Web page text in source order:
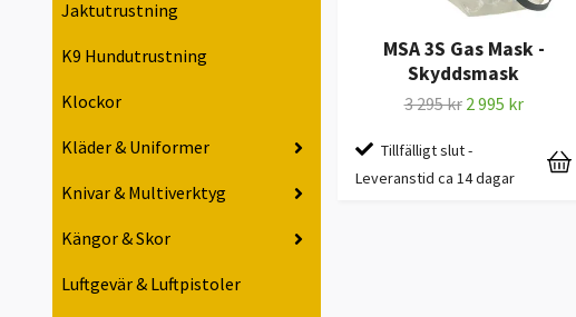
Jaktutrustning
K9 Hundutrustning
Klockor
Kläder & Uniformer
Knivar & Multiverktyg
Kängor & Skor
Luftgevär & Luftpistoler
MSA 3S Gas Mask -
Skyddsmask
3 295 kr 2 995 kr
Tillfälligt slut -
Leveranstid ca 14 dagar